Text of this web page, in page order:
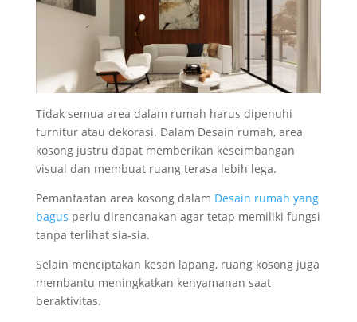
Tidak semua area dalam rumah harus dipenuhi
furnitur atau dekorasi. Dalam Desain rumah, area
kosong justru dapat memberikan keseimbangan
visual dan membuat ruang terasa lebih lega.
Pemanfaatan area kosong dalam Desain rumah yang
bagus perlu direncanakan agar tetap memiliki fungsi
tanpa terlihat sia-sia.
Selain menciptakan kesan lapang, ruang kosong juga
membantu meningkatkan kenyamanan saat
beraktivitas.